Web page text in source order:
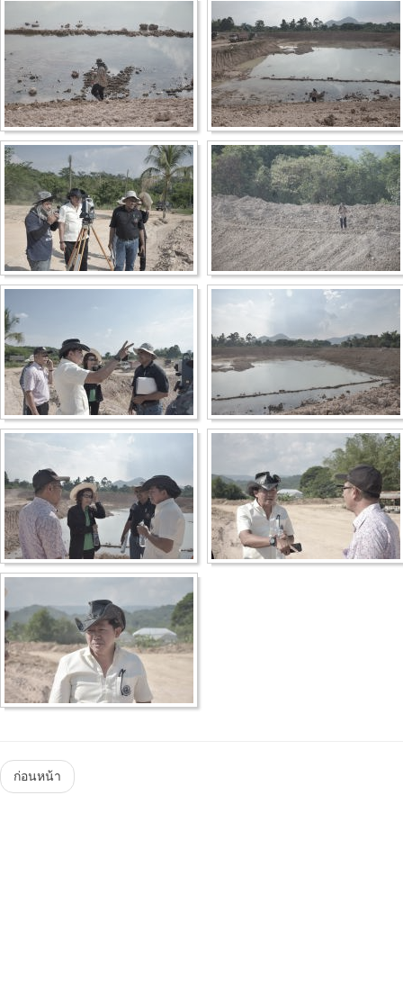
Menu
ก่อนหน้า